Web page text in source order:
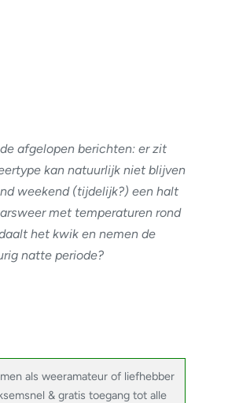
afgelopen berichten: er zit
kan natuurlijk niet blijven
weekend (tijdelijk?) een halt
met temperaturen rond
het kwik en nemen de
natte periode?
als weeramateur of liefhebber
& gratis toegang tot alle